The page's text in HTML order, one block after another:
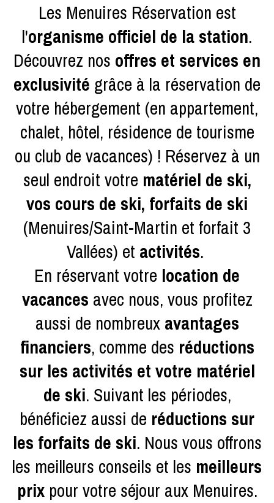
Les Menuires Réservation est
l'organisme officiel de la station.
Découvrez nos offres et services en
exclusivité grâce à la réservation de
votre hébergement (en appartement,
chalet, hôtel, résidence de tourisme
ou club de vacances) ! Réservez à un
seul endroit votre matériel de ski,
vos cours de ski, forfaits de ski
(Menuires/Saint-Martin et forfait 3
Vallées) et activités.
En réservant votre location de
vacances avec nous, vous profitez
aussi de nombreux avantages
financiers, comme des réductions
sur les activités et votre matériel
de ski. Suivant les périodes,
bénéficiez aussi de réductions sur
les forfaits de ski. Nous vous offrons
les meilleurs conseils et les meilleurs
prixpour votre séjour aux Menuires.